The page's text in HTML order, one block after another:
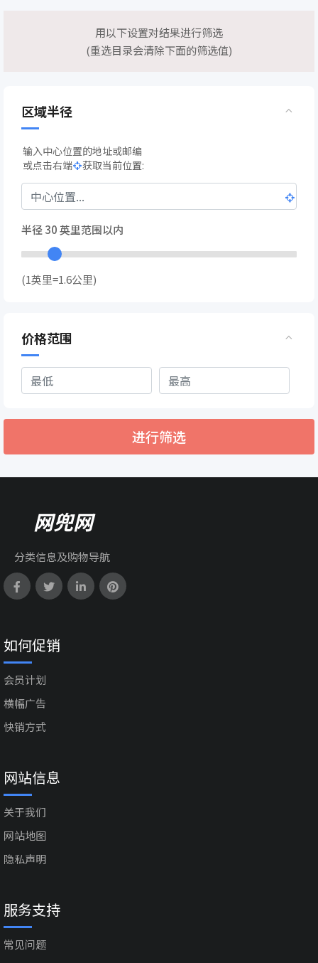
用以下设置对结果进行筛选
(重选目录会清除下面的筛选值)
区域半径
输入中心位置的地址或邮编
或点击右端
获取当前位置:
半径30英里范围以内
(1英里=1.6公里)
价格范围
进行筛选
网兜网
分类信息及购物导航
如何促销
会员计划
横幅广告
快销方式
网站信息
关于我们
网站地图
隐私声明
服务支持
常见问题